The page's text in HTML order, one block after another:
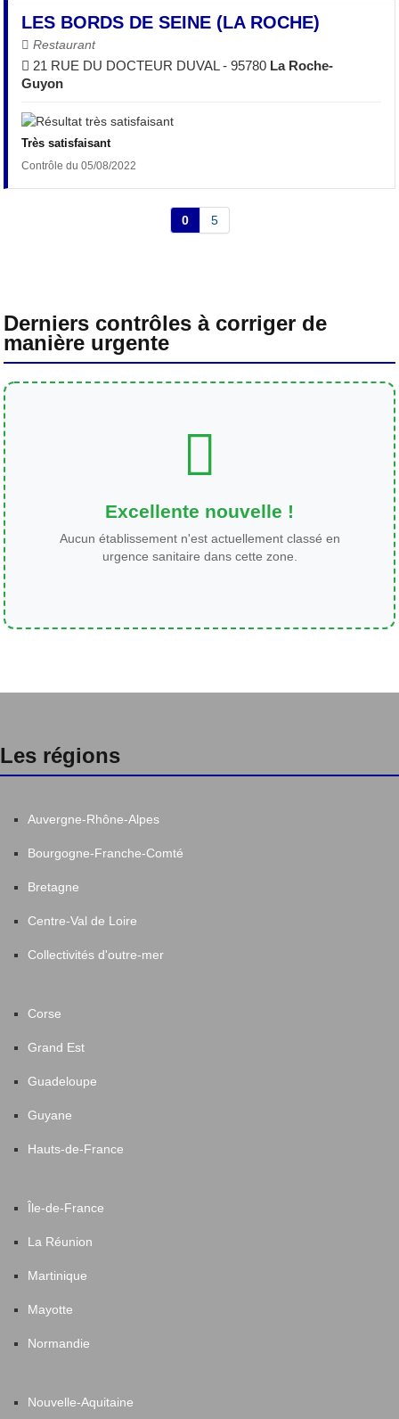
LES BORDS DE SEINE (LA ROCHE)
Restaurant
21 RUE DU DOCTEUR DUVAL - 95780 La Roche-
Guyon
Très satisfaisant
Contrôle du 05/08/2022
0 5
Derniers contrôles à corriger de
manière urgente
Excellente nouvelle !
Aucun établissement n'est actuellement classé en
urgence sanitaire dans cette zone.
Les régions
Auvergne-Rhône-Alpes
Bourgogne-Franche-Comté
Bretagne
Centre-Val de Loire
Collectivités d'outre-mer
Corse
Grand Est
Guadeloupe
Guyane
Hauts-de-France
Île-de-France
La Réunion
Martinique
Mayotte
Normandie
Nouvelle-Aquitaine